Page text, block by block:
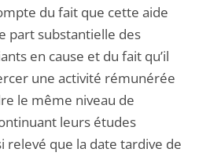
du fait que cette aide
part substantielle des
en cause et du fait qu’il
une activité rémunérée
le même niveau de
leurs études
relevé que la date tardive de